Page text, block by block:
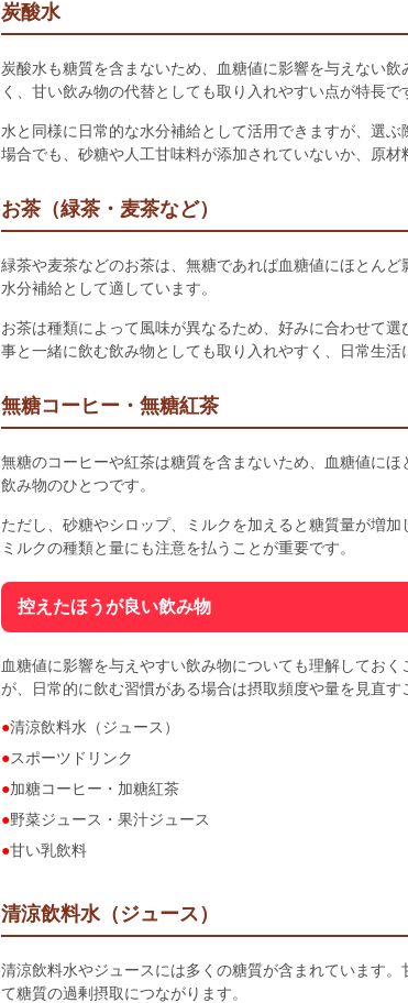
炭酸水
炭酸水も糖質を含まないため、血糖値に影響を与えない
く、甘い飲み物の代替としても取り入れやすい点が特長で
水と同様に日常的な水分補給として活用できますが、選
場合でも、砂糖や人工甘味料が添加されていないか、原材
お茶（緑茶・麦茶など）
緑茶や麦茶などのお茶は、無糖であれば血糖値にほとん
水分補給として適しています。
お茶は種類によって風味が異なるため、好みに合わせて
事と一緒に飲む飲み物としても取り入れやすく、日常生活
無糖コーヒー・無糖紅茶
無糖のコーヒーや紅茶は糖質を含まないため、血糖値に
飲み物のひとつです。
ただし、砂糖やシロップ、ミルクを加えると糖質量が増
ミルクの種類と量にも注意を払うことが重要です。
控えたほうが良い飲み物
血糖値に影響を与えやすい飲み物についても理解してお
が、日常的に飲む習慣がある場合は摂取頻度や量を見直す
清涼飲料水（ジュース）
スポーツドリンク
加糖コーヒー・加糖紅茶
野菜ジュース・果汁ジュース
甘い乳飲料
清涼飲料水（ジュース）
清涼飲料水やジュースには多くの糖質が含まれています
て糖質の過剰摂取につながります。